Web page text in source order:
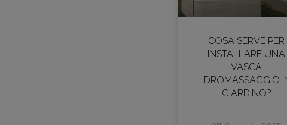
COSA SERVE PER
INSTALLARE UNA
VASCA
IDROMASSAGGIO
GIARDINO?